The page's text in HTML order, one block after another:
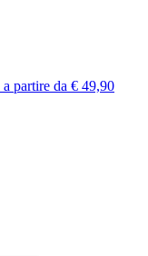
a partire da € 49,90